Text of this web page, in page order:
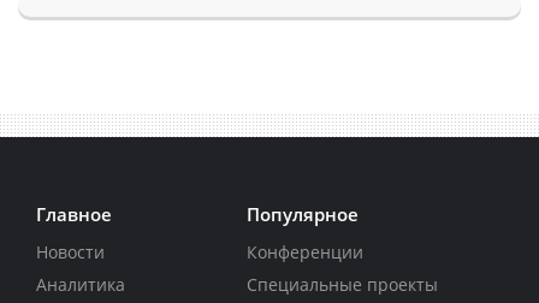
Главное
Новости
Аналитика
Популярное
Конференции
Специальные проекты